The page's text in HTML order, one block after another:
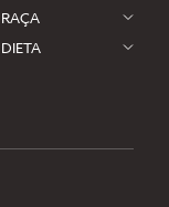
RAÇA
DIETA